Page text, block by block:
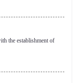
the establishment of